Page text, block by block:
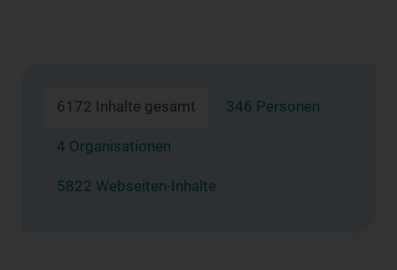
6172 Inhalte gesamt 346 Personen
4 Organisationen
5822 Webseiten-Inhalte